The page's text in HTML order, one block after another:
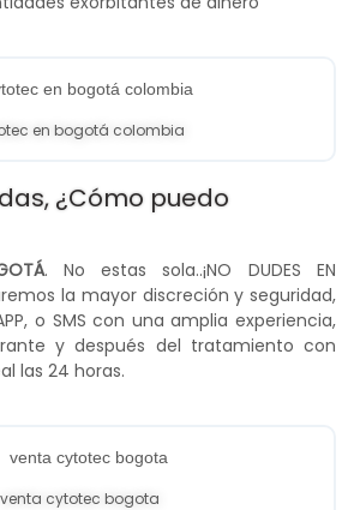
en bogotá colombia
¿Cómo puedo
. No estas sola..¡NO DUDES EN
la mayor discreción y seguridad,
o SMS con una amplia experiencia,
y después del tratamiento con
las 24 horas.
venta cytotec bogota